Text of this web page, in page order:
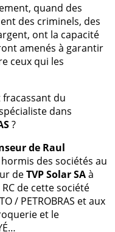
quand des
des criminels, des
ont la capacité
amenés à garantir
ceux qui les
du
dans
?
de Raul
des sociétés au
deTVP Solar SAà
de cette société
/ PETROBRAS et aux
et le